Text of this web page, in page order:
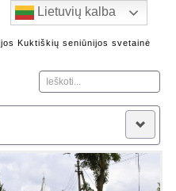
Kuktiškių seniūnijos svetainė
Ieškoti...
Lietuvių kalba